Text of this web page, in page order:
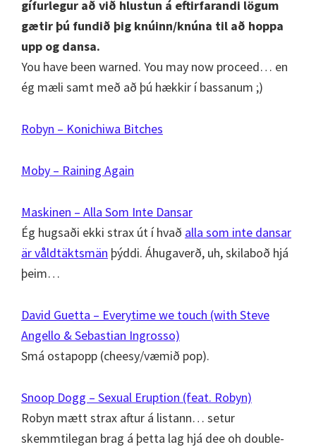
gífurlegur að við hlustun á eftirfarandi lögum
gætir þú fundið þig knúinn/knúna til að hoppa
upp og dansa.
You have been warned. You may now proceed… en
ég mæli samt með að þú hækkir í bassanum ;)
Robyn – Konichiwa Bitches
Moby – Raining Again
Maskinen – Alla Som Inte Dansar
Ég hugsaði ekki strax út í hvað alla som inte dansar
är våldtäktsmän þýddi. Áhugaverð, uh, skilaboð hjá
þeim…
David Guetta – Everytime we touch (with Steve
Angello & Sebastian Ingrosso)
Smá ostapopp (cheesy/væmið pop).
Snoop Dogg – Sexual Eruption (feat. Robyn)
Robyn mætt strax aftur á listann… setur
skemmtilegan brag á þetta lag hjá dee oh double-